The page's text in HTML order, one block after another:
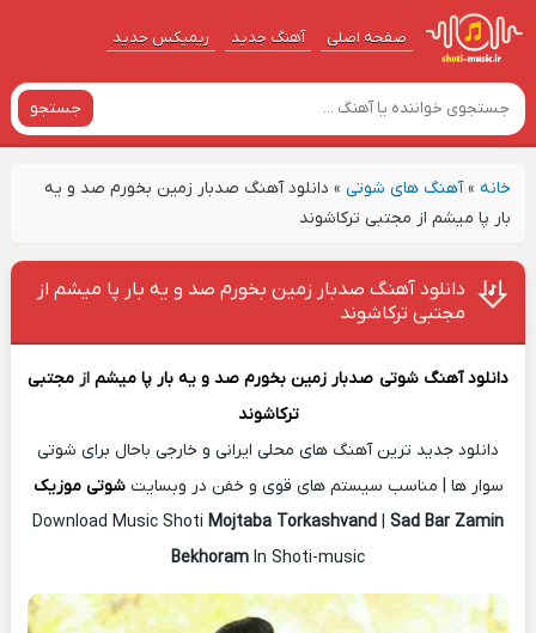
صفحه اصلی آهنگ‌ جدید ریمیکس جدید
جستجو
خانه»آهنگ های شوتی» دانلود آهنگ صدبار زمین بخورم صد و یه
بار پا میشم از مجتبی ترکاشوند
دانلود آهنگ صدبار زمین بخورم صد و یه بار پا میشم از
مجتبی ترکاشوند
دانلود آهنگ شوتی صدبار زمین بخورم صد و یه بار پا میشم از مجتبی
ترکاشوند
دانلود جدید ترین آهنگ های محلی ایرانی و خارجی باحال برای شوتی
سوار ها | مناسب سیستم های قوی و خفن در وبسایتشوتی موزیک
Download Music Shoti Mojtaba Torkashvand Sad Bar Zamin
Bekhoram In Shoti-music